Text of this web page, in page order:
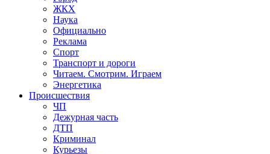
ЖКХ
Наука
Официально
Реклама
Спорт
Транспорт и дороги
Читаем. Смотрим. Играем
Энергетика
Происшествия
ЧП
Дежурная часть
ДТП
Криминал
Курьезы